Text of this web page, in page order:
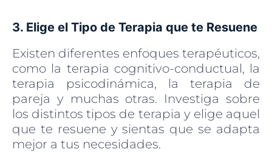
3. Elige el Tipo de Terapia que te Resuene
Existen diferentes enfoques terapéuticos,
como la terapia cognitivo-conductual, la
terapia psicodinámica, la terapia de
pareja y muchas otras. Investiga sobre
los distintos tipos de terapia y elige aquel
que te resuene y sientas que se adapta
mejor a tus necesidades.